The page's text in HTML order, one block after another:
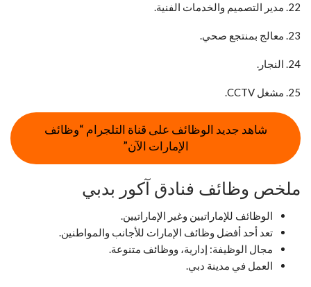
22. مدير التصميم والخدمات الفنية.
23. معالج بمنتجع صحي.
24. النجار.
25. مشغل CCTV.
شاهد جديد الوظائف على قناة التلجرام “وظائف
الإمارات الآن”
ملخص وظائف فنادق آكور بدبي
الوظائف للإماراتيين وغير الإماراتيين.
تعد أحد أفضل وظائف الإمارات للأجانب والمواطنين.
مجال الوظيفة: إدارية، ووظائف متنوعة.
العمل في مدينة دبي.